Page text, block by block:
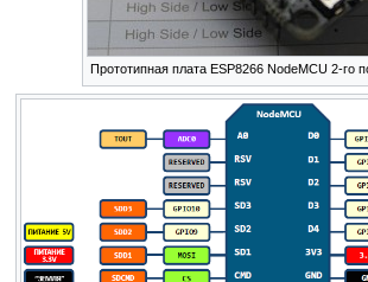
Прототипная плата ESP8266 NodeMCU 2-го